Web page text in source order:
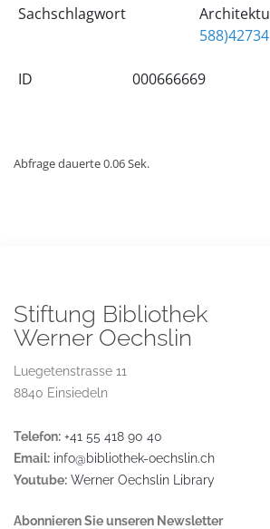
Sachschlagwort
ID 000666669
Abfrage dauerte 0.06 Sek.
Stiftung Bibliothek
Werner Oechslin
Luegetenstrasse 11
8840 Einsiedeln
Telefon: +41 55 418 90 40
Email: info@bibliothek-oechslin.ch
Youtube: Werner Oechslin Library
Abonnieren Sie unseren Newsletter